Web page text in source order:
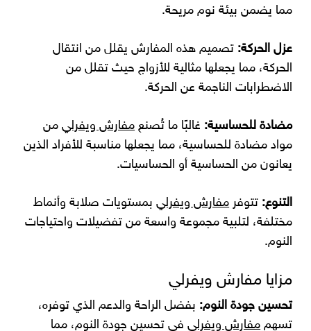
مما يضمن بيئة نوم مريحة.
عزل الحركة: تصميم هذه المفارش يقلل من انتقال
الحركة، مما يجعلها مثالية للأزواج حيث تقلل من
الاضطرابات الناجمة عن الحركة.
مضادة للحساسية: غالبًا ما تُصنعمفارش ويفرليمن
مواد مضادة للحساسية، مما يجعلها مناسبة للأفراد الذين
يعانون من الحساسية أو الحساسيات.
التنوع: تتوفرمفارش ويفرليبمستويات صلابة وأنماط
مختلفة، لتلبية مجموعة واسعة من تفضيلات واحتياجات
النوم.
مزايا مفارش ويفرلي
تحسين جودة النوم: بفضل الراحة والدعم الذي توفره،
تسهممفارش ويفرليفي تحسين جودة النوم، مما